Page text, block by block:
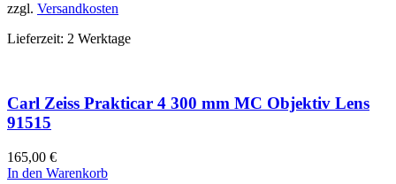
zzgl. Versandkosten
Lieferzeit: 2 Werktage
Carl Zeiss Prakticar 4 300 mm MC Objektiv Lens
91515
165,00 €
In den Warenkorb